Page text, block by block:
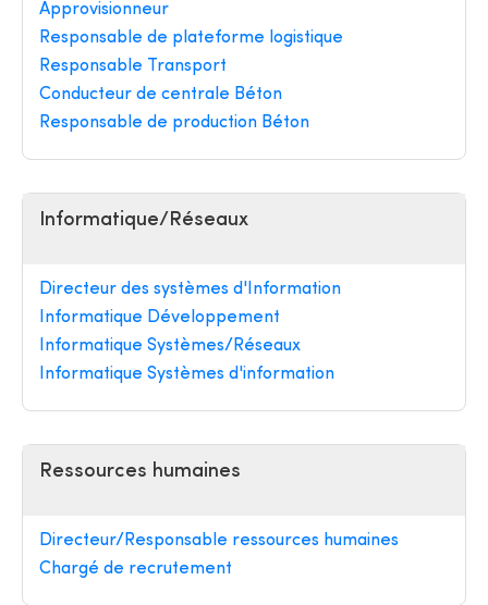
Approvisionneur
Responsable de plateforme logistique
Responsable Transport
Conducteur de centrale Béton
Responsable de production Béton
Informatique/Réseaux
Directeur des systèmes d'Information
Informatique Développement
Informatique Systèmes/Réseaux
Informatique Systèmes d'information
Ressources humaines
Directeur/Responsable ressources humaines
Chargé de recrutement